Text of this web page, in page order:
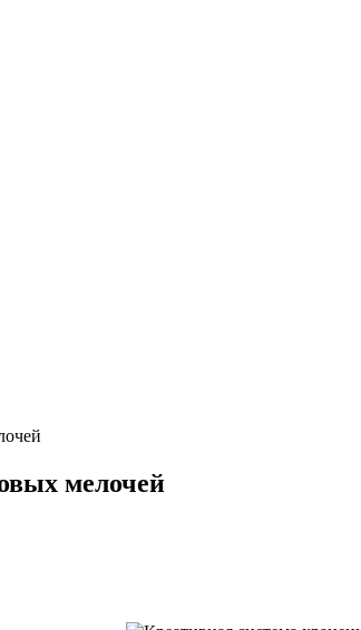
мелочей